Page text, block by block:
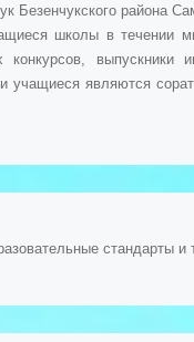
района
школы в течении
конкурсов,
учащиеся являются
стандарты и